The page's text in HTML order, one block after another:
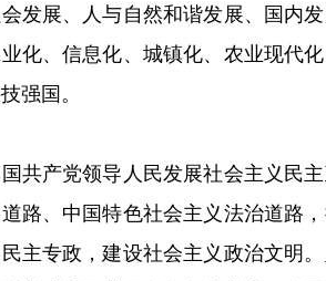
发展、人与自然和谐发展、国内
化、信息化、城镇化、农业现代
强国。
产党领导人民发展社会主义民主
路、中国特色社会主义法治道路
民主专政，建设社会主义政治文明